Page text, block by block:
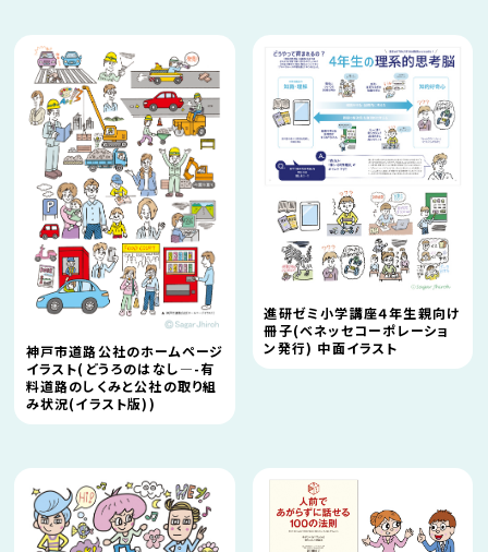
神戸市道路公社のホームページ
イラスト(どうろのはなし—-有
料道路のしくみと公社の取り組
み状況(イラスト版))
進研ゼミ小学講座４年生親向け
冊子(ベネッセコーポレーショ
ン発行) 中面イラスト